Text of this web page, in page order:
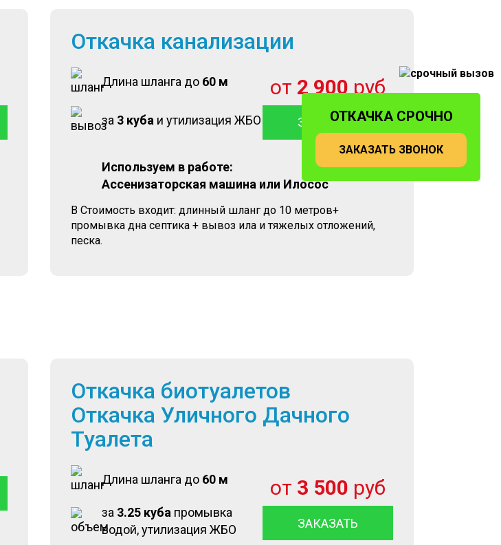
Откачка канализации
Длина шланга до 60 м
за 3 куба и утилизация ЖБО
от 2 900руб
ЗАКАЗАТЬ
Используем в работе:
Ассенизаторская машина или Илосос
В Стоимость входит: длинный шланг до 10 метров+
промывка дна септика + вывоз ила и тяжелых отложений,
песка.
Откачка биотуалетов
Откачка Уличного Дачного
Туалета
Длина шланга до 60 м
за 3.25 куба промывка
водой, утилизация ЖБО
от 3 500 руб
ЗАКАЗАТЬ
ОТКАЧКА СРОЧНО
ЗАКАЗАТЬ ЗВОНОК